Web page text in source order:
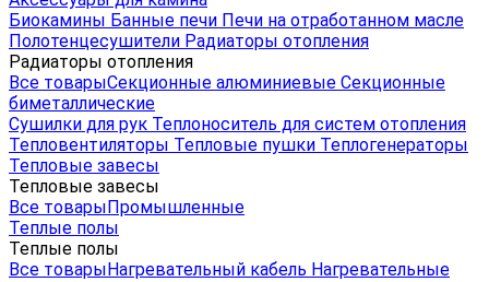
Биокамины Банные печи Печи на отработанном масле
Полотенцесушители Радиаторы отопления
Радиаторы отопления
Все товарыСекционные алюминиевые Секционные
биметаллические
Сушилки для рук Теплоноситель для систем отопления
Тепловентиляторы Тепловые пушки Теплогенераторы
Тепловые завесы
Тепловые завесы
Все товарыПромышленные
Теплые полы
Теплые полы
Все товарыНагревательный кабель Нагревательные